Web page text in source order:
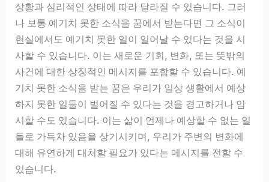
상황과 심리적인 상태에 따라 달라질 수 있습니다. 그러
나 보통 예기치 못한 소식을 꿈에서 받는다면 그 소식이
현실에서도 예기치 못한 일이 일어날 수 있다는 것을 시
사할 수 있습니다. 이는 새로운 기회, 변화, 또는 뜻밖의
사건에 대한 상징적인 메시지를 포함할 수 있습니다. 예
기치 못한 소식을 받는 꿈은 우리가 일상 생활에서 예상
하지 못한 일들이 벌어질 수 있다는 것을 경고하거나 암
시할 수도 있습니다. 이는 삶이 언제나 예상할 수 없는 일
들로 가득차 있음을 상기시키며, 우리가 주변의 변화에
대해 유연하게 대처할 필요가 있다는 메시지를 전할 수
있습니다.